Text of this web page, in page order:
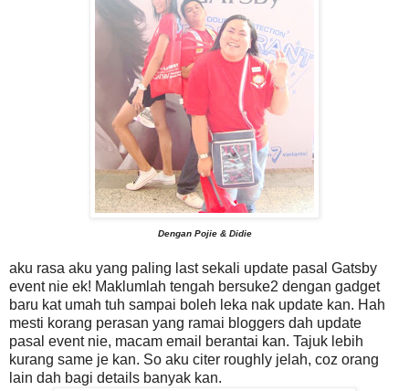
Dengan Pojie & Didie
aku rasa aku yang paling last sekali update pasal Gatsby
event nie ek! Maklumlah tengah bersuke2 dengan gadget
baru kat umah tuh sampai boleh leka nak update kan. Hah
mesti korang perasan yang ramai bloggers dah update
pasal event nie, macam email berantai kan. Tajuk lebih
kurang same je kan. So aku citer roughly jelah, coz orang
lain dah bagi details banyak kan.